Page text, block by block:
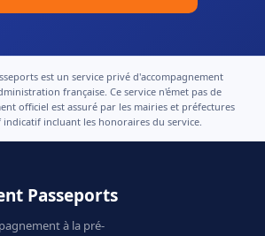
est un service privé d'accompagnement
française. Ce service n'émet pas de
officiel est assuré par les mairies et préfectures
indicatif incluant les honoraires du service.
Passeports
à la pré-